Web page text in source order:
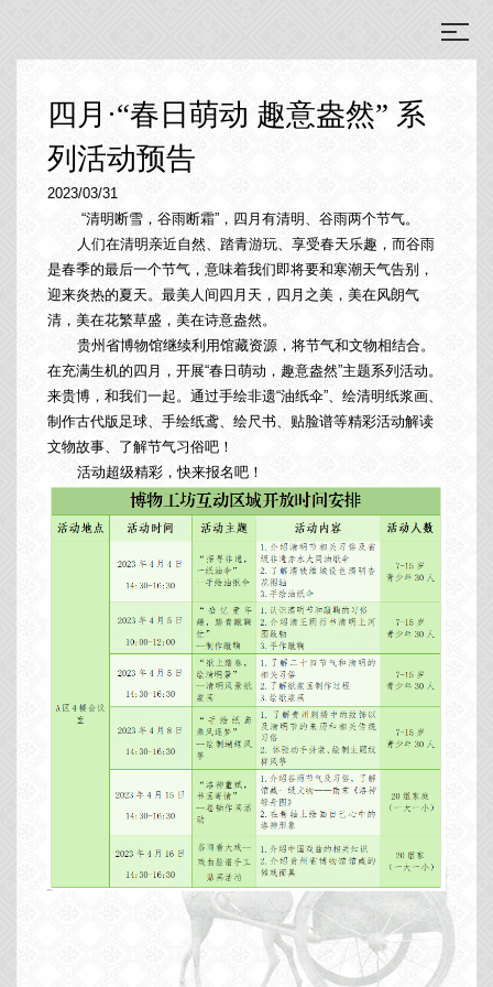
四月·“春日萌动 趣意盎然” 系
列活动预告
2023/03/31
“清明断雪，谷雨断霜”，四月有清明、谷雨两个节气。
人们在清明亲近自然、踏青游玩、享受春天乐趣，而谷雨
是春季的最后一个节气，意味着我们即将要和寒潮天气告别，
迎来炎热的夏天。最美人间四月天，四月之美，美在风朗气
清，美在花繁草盛，美在诗意盎然。
贵州省博物馆继续利用馆藏资源，将节气和文物相结合。
在充满生机的四月，开展“春日萌动，趣意盎然”主题系列活动。
来贵博，和我们一起。通过手绘非遗“油纸伞”、绘清明纸浆画、
制作古代版足球、手绘纸鸢、绘尺书、贴脸谱等精彩活动解读
文物故事、了解节气习俗吧！
活动超级精彩，快来报名吧！